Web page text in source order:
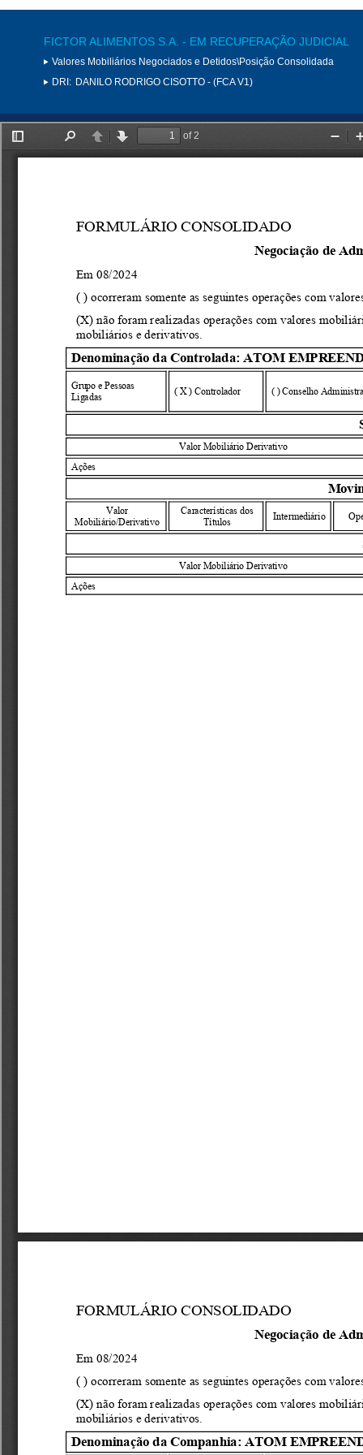
FICTOR ALIMENTOS S.A. - EM RECUPERAÇÃO JUDICIAL
Valores Mobiliários Negociados e Detidos\Posição Consolidada
DRI: DANILO RODRIGO CISOTTO - (FCA V1)